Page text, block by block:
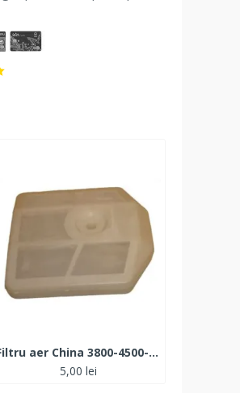
Filtru aer China 3800-4500- MIC
5,00 lei